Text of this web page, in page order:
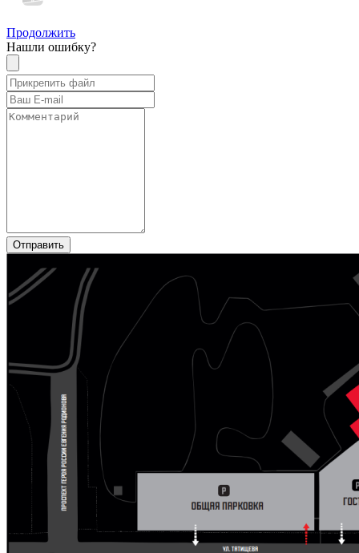
Продолжить
Нашли ошибку?